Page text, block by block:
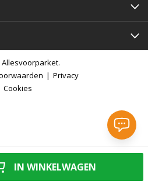
IN WINKELWAGEN
Privacy
Cookies